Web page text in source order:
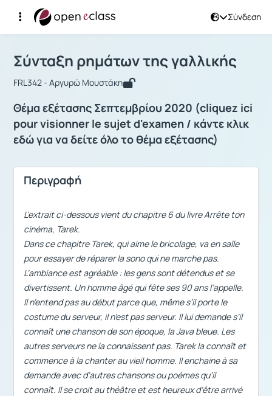
Σύνδεση
Μάθημα : Σύνταξη ρημάτων της
Σύνταξη ρημάτων της γαλλικής
FRL342 - Αργυρώ Μουστάκη
Θέμα εξέτασης Σεπτεμβρίου 2020 (cliquez ici
pour visionner le sujet d'examen / κάντε κλικ
εδώ για να δείτε όλο το θέμα εξέτασης)
Περιγραφή
L'extrait ci-dessous vient du chapitre 6 du livreArrête ton
cinéma, Tarek.
Dans ce chapitre Tarek, qui aime le bricolage, va en salle
pour essayer de réparer la sono qui ne marche pas.
L’ambiance est agréable :les gens sont détendus et se
divertissent. Un homme âgé qui fête ses 90 ans l’appelle.
Il n’entend pas au début parce que, même s’il porte le
costume du serveur, il n’est pas serveur. Il lui demande s’il
connaît une chanson de son époque, laJava bleue. Les
autres serveurs ne la connaissent pas. Tarek la connaît et
commence à la chanter au vieil homme. Il enchaine à sa
demande avec d’autres chansons ou poèmes qu’il
connaît. Il se croit au théâtre et est heureux d’être arrivé